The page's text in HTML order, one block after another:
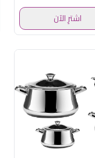
اشترِ الآن